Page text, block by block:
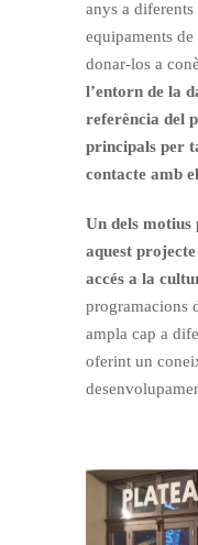
anys a
equipaments
donar-los a
l’entorn de la
referència del
principals per
contacte amb
Un dels motius
aquest
accés a la
programacions
ampla cap a
oferint un